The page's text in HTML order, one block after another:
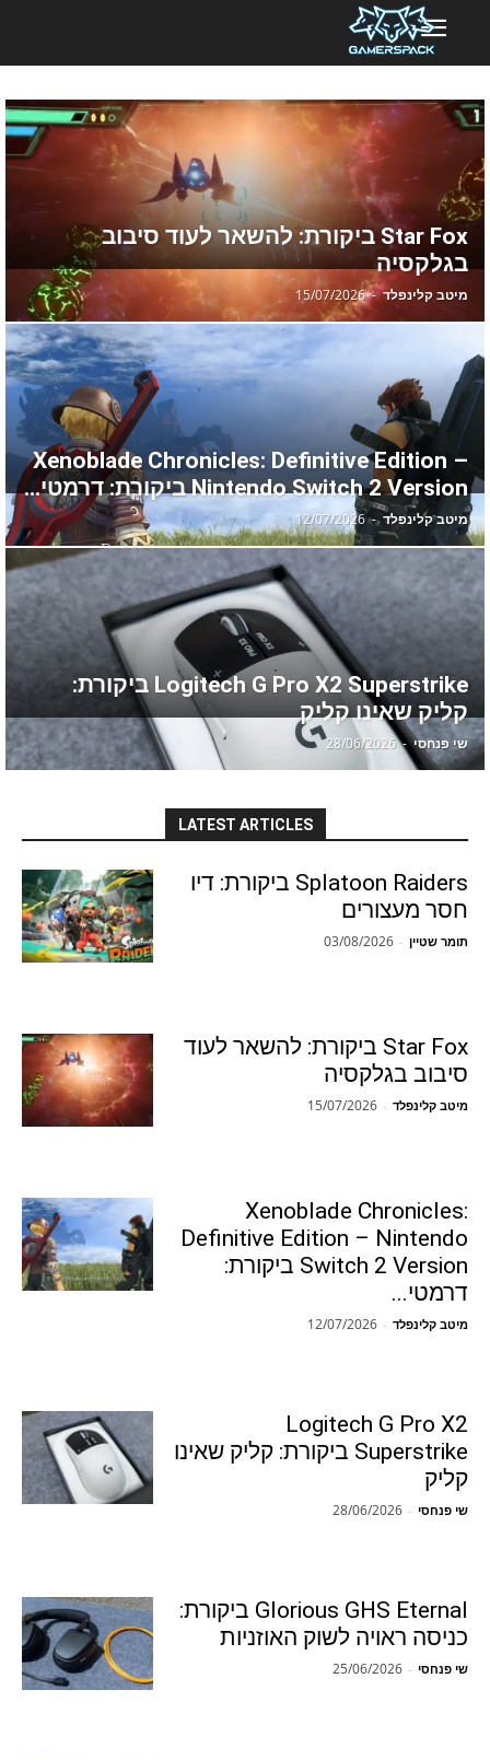
Star Fox ביקורת: להשאר לעוד סיבוב
בגלקסיה
מיטב קלינפלד -
15/07/2026
Xenoblade Chronicles: Definitive Edition –
Nintendo Switch 2 Version ביקורת: דרמטי...
מיטב קלינפלד -
12/07/2026
Logitech G Pro X2 Superstrike ביקורת:
קליק שאינו קליק
שי פנחסי -
28/06/2026
LATEST ARTICLES
Splatoon Raiders ביקורת: דיו
חסר מעצורים
תומר שטיין -
03/08/2026
Star Fox ביקורת: להשאר לעוד
סיבוב בגלקסיה
מיטב קלינפלד -
15/07/2026
Xenoblade Chronicles:
Definitive Edition – Nintendo
Switch 2 Version ביקורת:
דרמטי...
מיטב קלינפלד -
12/07/2026
Logitech G Pro X2
Superstrike ביקורת: קליק שאינו
קליק
שי פנחסי -
28/06/2026
Glorious GHS Eternal ביקורת:
כניסה ראויה לשוק האוזניות
שי פנחסי -
25/06/2026